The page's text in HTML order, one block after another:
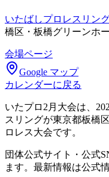
いたばしプロレスリン
橋区・板橋グリーンホ
会場ページ
Google マップ
カレンダーに戻る
いたプロ2月大会は、
スリングが東京都板橋
ロレス大会です。
団体公式サイト・公式
ます。最新情報は公式